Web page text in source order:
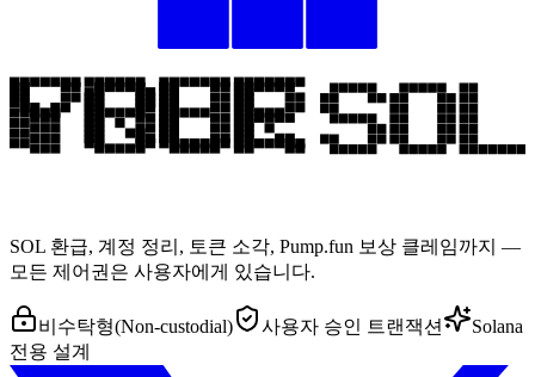
SOL 환급, 계정 정리, 토큰 소각, Pump.fun 보상 클레임까지 —
모든 제어권은 사용자에게 있습니다.
비수탁형(Non-custodial) 사용자 승인 트랜잭션
Solana
전용 설계